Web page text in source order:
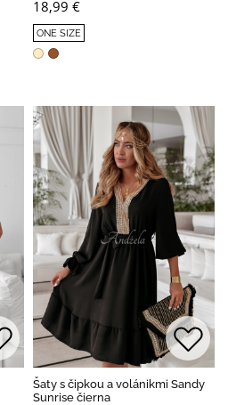
18,99 €
ONE SIZE
Šaty s čipkou a volánikmi Sandy
Sunrise čierna